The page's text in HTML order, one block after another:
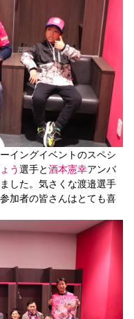
イングイベントのスペシ
う選手と酒本憲幸アンバ
した。気さくな渡邉選手
加者の皆さんはとても喜